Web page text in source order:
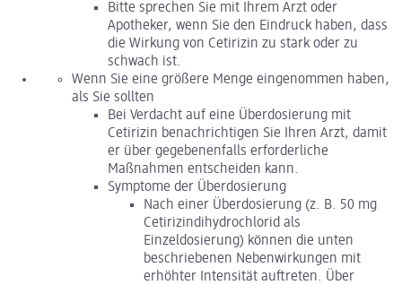
Bitte sprechen Sie mit Ihrem Arzt oder
Apotheker, wenn Sie den Eindruck haben, dass
die Wirkung von Cetirizin zu stark oder zu
schwach ist.
Wenn Sie eine größere Menge eingenommen haben,
als Sie sollten
Bei Verdacht auf eine Überdosierung mit
Cetirizin benachrichtigen Sie Ihren Arzt, damit
er über gegebenenfalls erforderliche
Maßnahmen entscheiden kann.
Symptome der Überdosierung
Nach einer Überdosierung (z. B. 50 mg
Cetirizindihydrochlorid als
Einzeldosierung) können die unten
beschriebenen Nebenwirkungen mit
erhöhter Intensität auftreten. Über